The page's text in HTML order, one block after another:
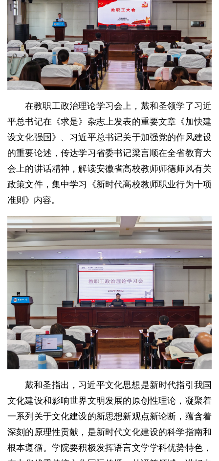
在教职工政治理论学习会上，戴和圣领学了习近
平总书记在《求是》杂志上发表的重要文章《加快建
设文化强国》、习近平总书记关于加强党的作风建设
的重要论述，传达学习省委书记梁言顺在全省教育大
会上的讲话精神，解读安徽省高校教师师德师风有关
政策文件，集中学习《新时代高校教师职业行为十项
准则》内容。
戴和圣指出，习近平文化思想是新时代指引我国
文化建设和影响世界文明发展的原创性理论，凝聚着
一系列关于文化建设的新思想新观点新论断，蕴含着
深刻的原理性贡献，是新时代文化建设的科学指南和
根本遵循。学院要积极发挥语言文学学科优势特色，